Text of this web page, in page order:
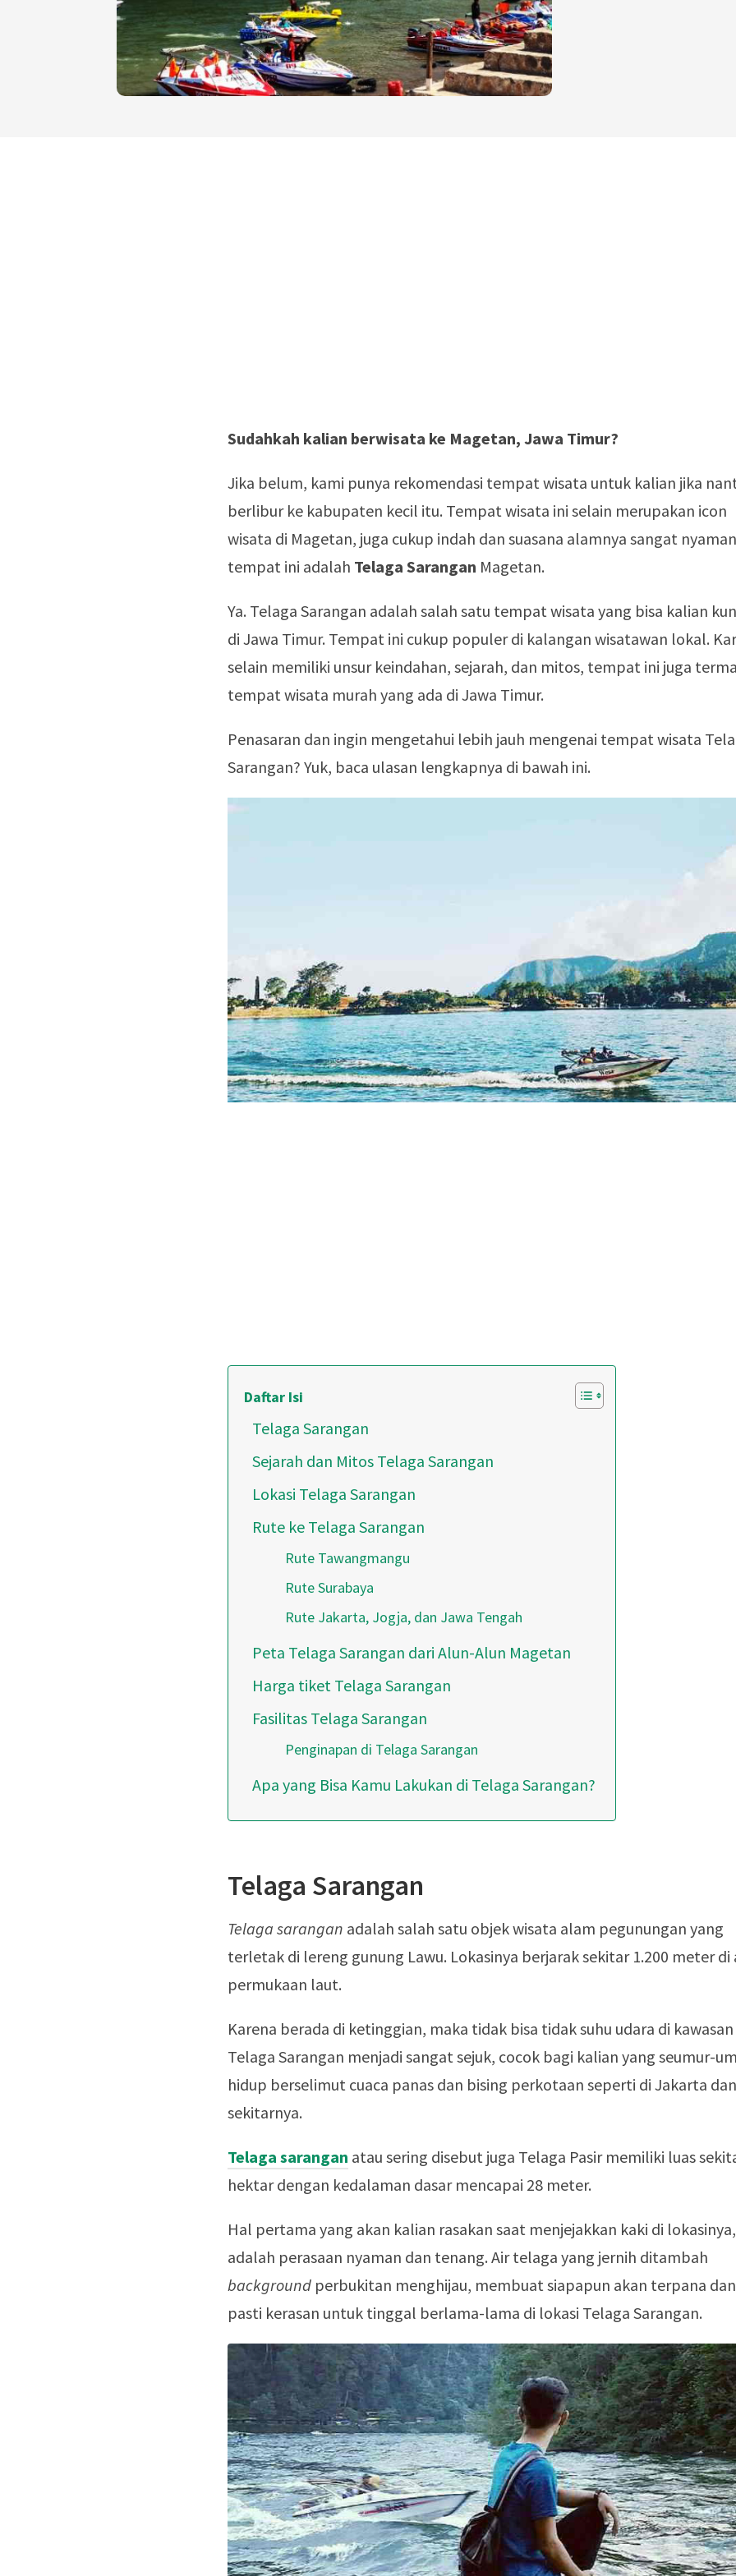
Sudahkah kalian berwisata ke Magetan, Jawa Timur?
Jika belum, kami punya rekomendasi tempat wisata untuk kalian jika
berlibur ke kabupaten kecil itu. Tempat wisata ini selain merupakan icon
wisata di Magetan, juga cukup indah dan suasana alamnya sangat
tempat ini adalah Telaga Sarangan Magetan.
Ya. Telaga Sarangan adalah salah satu tempat wisata yang bisa kalian
di Jawa Timur. Tempat ini cukup populer di kalangan wisatawan lokal.
selain memiliki unsur keindahan, sejarah, dan mitos, tempat ini juga
tempat wisata murah yang ada di Jawa Timur.
Penasaran dan ingin mengetahui lebih jauh mengenai tempat wisata
Sarangan? Yuk, baca ulasan lengkapnya di bawah ini.
Daftar Isi
Telaga Sarangan
Sejarah dan Mitos Telaga Sarangan
Lokasi Telaga Sarangan
Rute ke Telaga Sarangan
Rute Tawangmangu
Rute Surabaya
Rute Jakarta, Jogja, dan Jawa Tengah
Peta Telaga Sarangan dari Alun-Alun Magetan
Harga tiket Telaga Sarangan
Fasilitas Telaga Sarangan
Penginapan di Telaga Sarangan
Apa yang Bisa Kamu Lakukan di Telaga Sarangan?
Telaga Sarangan
Telaga sarangan adalah salah satu objek wisata alam pegunungan yang
terletak di lereng gunung Lawu. Lokasinya berjarak sekitar 1.200 meter di
permukaan laut.
Karena berada di ketinggian, maka tidak bisa tidak suhu udara di kawasan
Telaga Sarangan menjadi sangat sejuk, cocok bagi kalian yang seumur-
hidup berselimut cuaca panas dan bising perkotaan seperti di Jakarta dan
sekitarnya.
Telaga sarangan atau sering disebut juga Telaga Pasir memiliki luas
hektar dengan kedalaman dasar mencapai 28 meter.
Hal pertama yang akan kalian rasakan saat menjejakkan kaki di lokasinya,
adalah perasaan nyaman dan tenang. Air telaga yang jernih ditambah
background perbukitan menghijau, membuat siapapun akan terpana dan
pasti kerasan untuk tinggal berlama-lama di lokasi Telaga Sarangan.